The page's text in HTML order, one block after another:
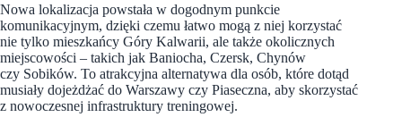
Nowa lokalizacja powstała w dogodnym punkcie
komunikacyjnym, dzięki czemu łatwo mogą z niej korzystać
nie tylko mieszkańcy Góry Kalwarii, ale także okolicznych
miejscowości – takich jak Baniocha, Czersk, Chynów
czy Sobików. To atrakcyjna alternatywa dla osób, które dotąd
musiały dojeżdżać do Warszawy czy Piaseczna, aby skorzystać
z nowoczesnej infrastruktury treningowej.